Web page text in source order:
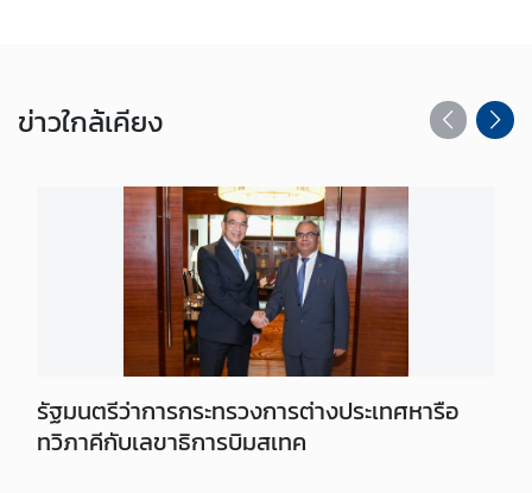
ร
อ
ค
ค
ข่าวใกล้เคียง
รัฐมนตรีว่าการกระทรวงการต่างประเทศหารือ
ทวิภาคีกับเลขาธิการบิมสเทค